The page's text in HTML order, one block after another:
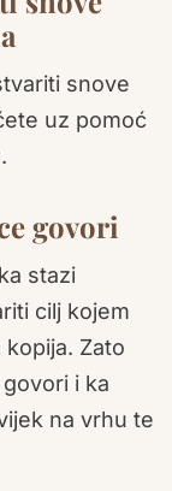
snove
uz pomoć
govori
stazi
cilj kojem
Zato
i ka
na vrhu te